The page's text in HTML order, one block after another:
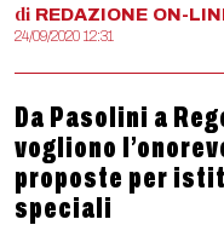
di REDAZIONE ON-
24/09/2020 12:31
Da Pasolini a
vogliono
proposte per
speciali